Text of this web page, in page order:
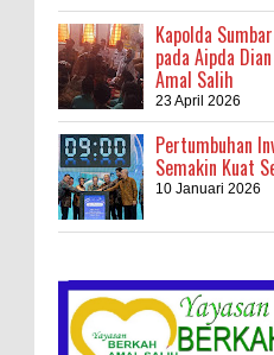
Kapolda
pada Aipda
Amal Salih
23 April 2026
Pertumbuhan
Semakin Kuat
10 Januari 2026
Kebakaran